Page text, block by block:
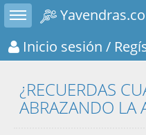
Toggle sidebar
Inicio sesión /
¿RECUERDAS
ABRAZANDO LA